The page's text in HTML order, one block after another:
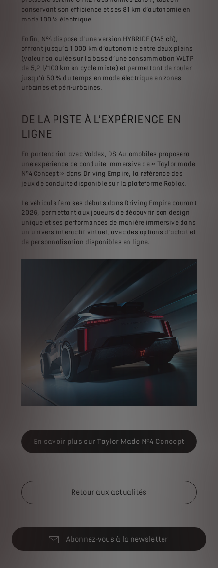
conservant son efficience et ses 81 km d’autonomie en
mode 100 % électrique.
Enfin, N°4 dispose d’une version HYBRIDE (145 ch),
offrant jusqu’à 1 000 km d’autonomie entre deux pleins
(valeur calculée sur la base d’une consommation WLTP
de 5,2 l/100 km en cycle mixte) et permettant de rouler
jusqu’à 50 % du temps en mode électrique en zones
urbaines et péri-urbaines.
DE LA PISTE À L’EXPÉRIENCE EN
LIGNE
En partenariat avec Voldex, DS Automobiles proposera
une expérience de conduite immersive de « Taylor made
N°4 Concept » dans Driving Empire, la référence des
jeux de conduite disponible sur la plateforme Roblox.
Le véhicule fera ses débuts dans Driving Empire courant
2026, permettant aux joueurs de découvrir son design
unique et ses performances de manière immersive dans
un univers interactif virtuel, avec des options d’achat et
de personnalisation disponibles en ligne.
En savoir plus sur Taylor Made N°4 Concept
Retour aux actualités
Abonnez-vous à la newsletter